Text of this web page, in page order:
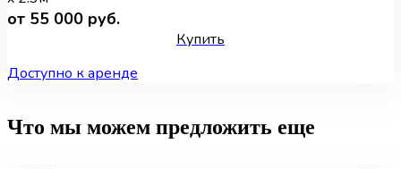
от 55 000 руб.
Купить
Доступно к аренде
Что мы можем предложить еще